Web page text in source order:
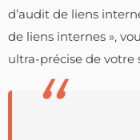
d’audit de liens
de liens internes »,
ultra-précise de votre